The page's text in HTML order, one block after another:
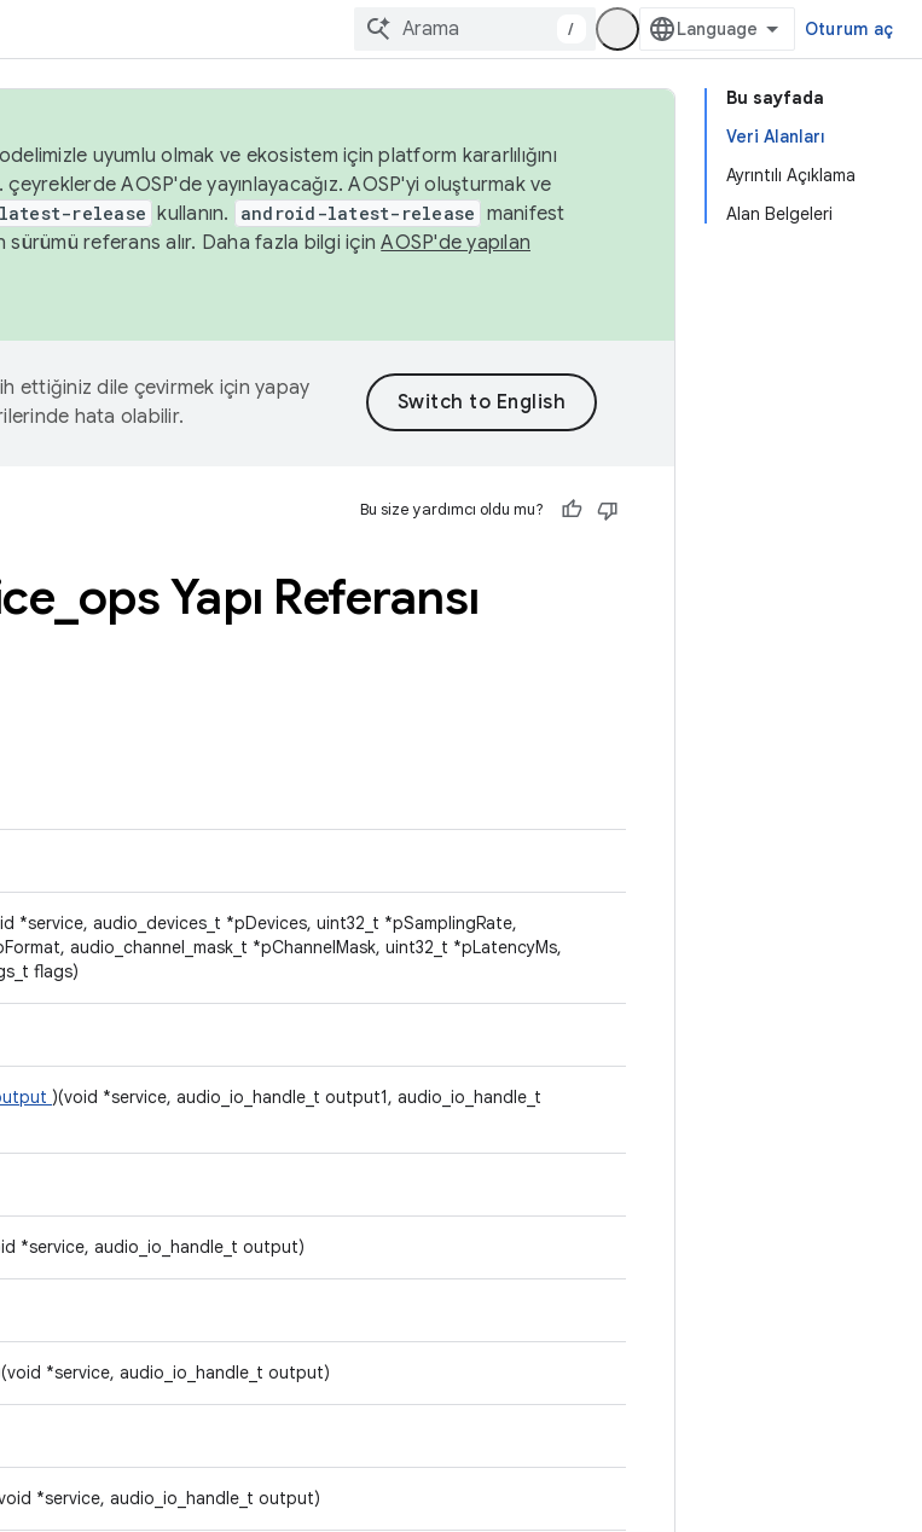
/ Oturum aç
Bu sayfada
Veri Alanları
Ayrıntılı Açıklama
Alan Belgeleri
uyumlu olmak ve ekosistem için platform kararlılığını
AOSP'de yayınlayacağız. AOSP'yi oluşturmak ve
release kullanın. android-latest-release manifest
sürümü referans alır. Daha fazla bilgi içinAOSP'de yapılan
ettiğiniz dile çevirmek için yapay
hata olabilir.
Bu size yardımcı oldu mu?
ops Yapı Referansı
*service, audio_devices_t *pDevices, uint32_t *pSamplingRate,
audio_channel_mask_t *pChannelMask, uint32_t *pLatencyMs,
flags)
)(void *service, audio_io_handle_t output1, audio_io_handle_t
*service, audio_io_handle_t output)
*service, audio_io_handle_t output)
*service, audio_io_handle_t output)